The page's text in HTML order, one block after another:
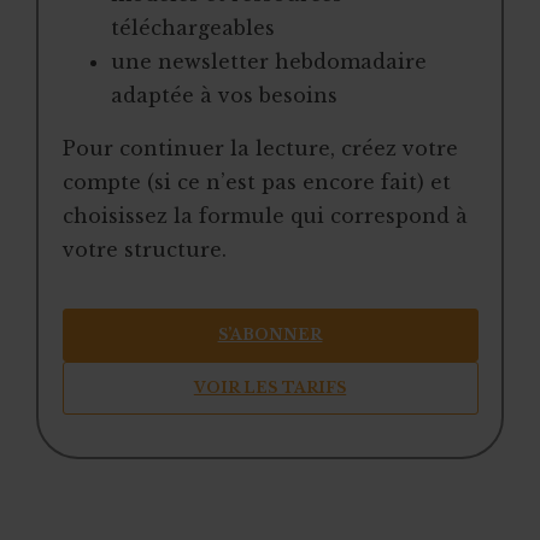
téléchargeables
une newsletter hebdomadaire
adaptée à vos besoins
Pour continuer la lecture, créez votre
compte (si ce n’est pas encore fait) et
choisissez la formule qui correspond à
votre structure.
S’ABONNER
VOIR LES TARIFS